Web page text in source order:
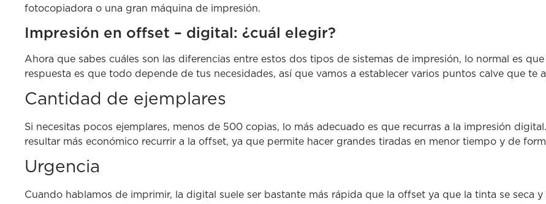
fotocopiadora o una gran máquina de impresión.
Impresión en offset – digital: ¿cuál elegir?
Ahora que sabes cuáles son las diferencias entre estos dos tipos de sistemas de impresión, lo normal es
respuesta es que todo depende de tus necesidades, así que vamos a establecer varios puntos calve que te
Cantidad de ejemplares
Si necesitas pocos ejemplares, menos de 500 copias, lo más adecuado es que recurras a la impresión
resultar más económico recurrir a la offset, ya que permite hacer grandes tiradas en menor tiempo y de
Urgencia
Cuando hablamos de imprimir, la digital suele ser bastante más rápida que la offset ya que la tinta se seca